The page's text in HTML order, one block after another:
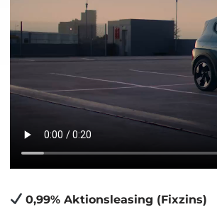
0,99% Akti­ons­lea­sing (Fix­zins)